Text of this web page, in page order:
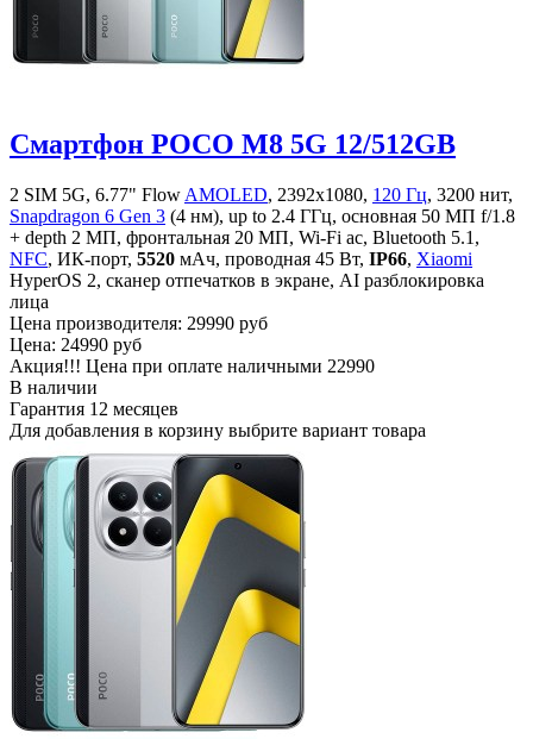
Смартфон POCO M8 5G 12/512GB
2 SIM 5G, 6.77" Flow AMOLED, 2392x1080, 120 Гц, 3200 нит,
Snapdragon 6 Gen 3 (4 нм), up to 2.4 ГГц, основная 50 МП f/1.8
+ depth 2 МП, фронтальная 20 МП, Wi-Fi ac, Bluetooth 5.1,
NFC, ИК-порт, 5520 мАч, проводная 45 Вт, IP66, Xiaomi
HyperOS 2, сканер отпечатков в экране, AI разблокировка
лица
Цена производителя: 29990 руб
Цена: 24990 руб
Акция!!! Цена при оплате наличными 22990
В наличии
Гарантия 12 месяцев
Для добавления в корзину выбрите вариант товара